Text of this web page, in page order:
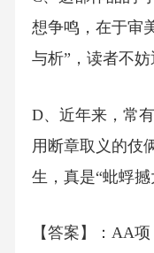
想争鸣，在于审
与析”，读者不
D、近年来，常
用断章取义的伎
生，真是“蚍蜉
【答案】：AA